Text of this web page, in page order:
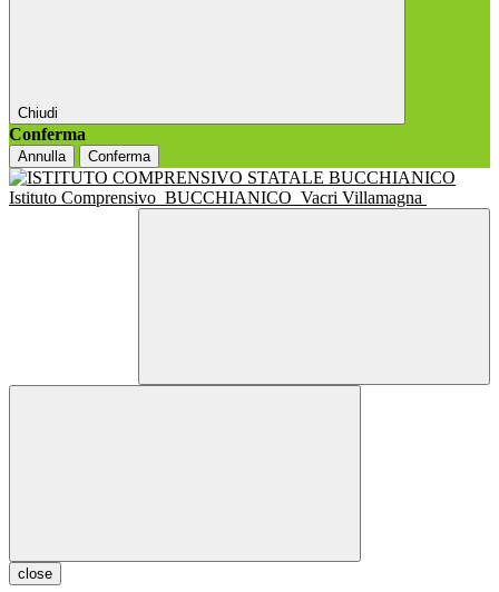
Chiudi
Conferma
Annulla Conferma
Istituto Comprensivo BUCCHIANICO Vacri Villamagna
close